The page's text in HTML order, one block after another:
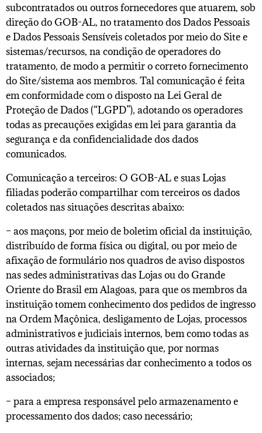
subcontratados ou outros fornecedores que atuarem, sob
direção do GOB-AL, no tratamento dos Dados Pessoais
e Dados Pessoais Sensíveis coletados por meio do Site e
sistemas/recursos, na condição de operadores do
tratamento, de modo a permitir o correto fornecimento
do Site/sistema aos membros. Tal comunicação é feita
em conformidade com o disposto na Lei Geral de
Proteção de Dados (“LGPD”), adotando os operadores
todas as precauções exigidas em lei para garantia da
segurança e da confidencialidade dos dados
comunicados.
Comunicação a terceiros: O GOB-AL e suas Lojas
filiadas poderão compartilhar com terceiros os dados
coletados nas situações descritas abaixo:
– aos maçons, por meio de boletim oficial da instituição,
distribuído de forma física ou digital, ou por meio de
afixação de formulário nos quadros de aviso dispostos
nas sedes administrativas das Lojas ou do Grande
Oriente do Brasil em Alagoas, para que os membros da
instituição tomem conhecimento dos pedidos de ingresso
na Ordem Maçônica, desligamento de Lojas, processos
administrativos e judiciais internos, bem como todas as
outras atividades da instituição que, por normas
internas, sejam necessárias dar conhecimento a todos os
associados;
– para a empresa responsável pelo armazenamento e
processamento dos dados; caso necessário;